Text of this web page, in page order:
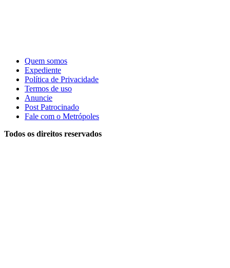
Quem somos
Expediente
Política de Privacidade
Termos de uso
Anuncie
Post Patrocinado
Fale com o Metrópoles
Todos os direitos reservados